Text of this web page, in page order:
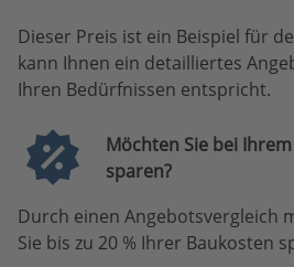
Dieser Preis ist ein Beispiel für
kann Ihnen ein detailliertes
Ihren Bedürfnissen entspricht.
Möchten Sie bei
sparen?
Durch einen Angebotsvergleich
Sie bis zu 20 % Ihrer Baukosten